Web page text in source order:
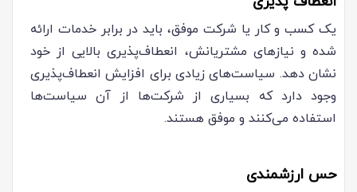
یک کسب و کار یا شرکت موفق، باید در برابر خدمات ارائه
شده و نیازهای مشتریانش، انعطاف‌پذیری بالایی از خود
نشان دهد. سیاست‌های زیادی برای افزایش انعطاف‌پذیری
وجود دارد که بسیاری از شرکت‌ها از آن سیاست‌ها
استفاده می‌کنند و موفق هستند.
حس ارزشمندی